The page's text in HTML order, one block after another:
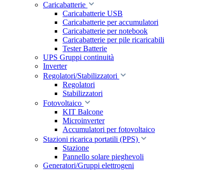
Caricabatterie
Caricabatterie USB
Caricabatterie per accumulatori
Caricabatterie per notebook
Caricabatterie per pile ricaricabili
Tester Batterie
UPS Gruppi continuità
Inverter
Regolatori/Stabilizzatori
Regolatori
Stabilizzatori
Fotovoltaico
KIT Balcone
Microinverter
Accumulatori per fotovoltaico
Stazioni ricarica portatili (PPS)
Stazione
Pannello solare pieghevoli
Generatori/Gruppi elettrogeni